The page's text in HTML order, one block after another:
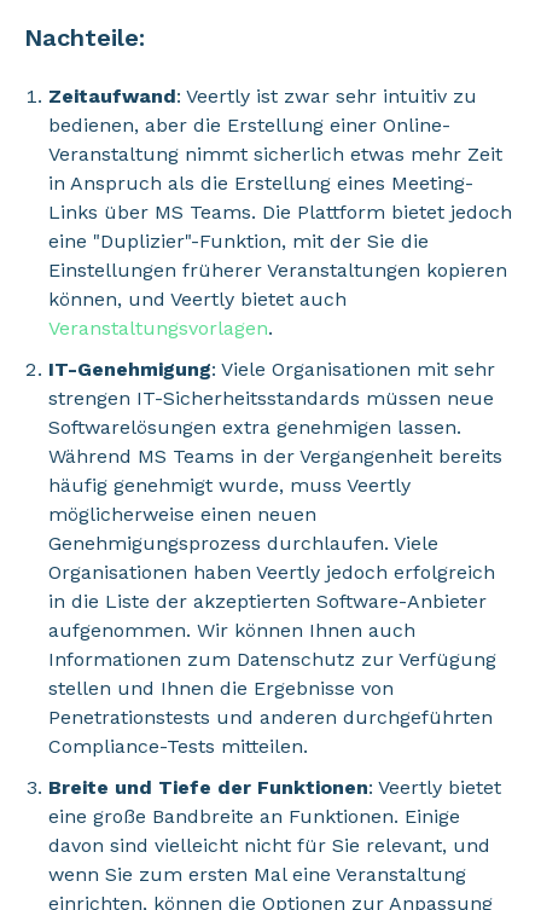
Nachteile:
Zeitaufwand: Veertly ist zwar sehr intuitiv zu
bedienen, aber die Erstellung einer Online-
Veranstaltung nimmt sicherlich etwas mehr Zeit
in Anspruch als die Erstellung eines Meeting-
Links über MS Teams. Die Plattform bietet jedoch
eine "Duplizier"-Funktion, mit der Sie die
Einstellungen früherer Veranstaltungen kopieren
können, und Veertly bietet auch
Veranstaltungsvorlagen.
IT-Genehmigung: Viele Organisationen mit sehr
strengen IT-Sicherheitsstandards müssen neue
Softwarelösungen extra genehmigen lassen.
Während MS Teams in der Vergangenheit bereits
häufig genehmigt wurde, muss Veertly
möglicherweise einen neuen
Genehmigungsprozess durchlaufen. Viele
Organisationen haben Veertly jedoch erfolgreich
in die Liste der akzeptierten Software-Anbieter
aufgenommen. Wir können Ihnen auch
Informationen zum Datenschutz zur Verfügung
stellen und Ihnen die Ergebnisse von
Penetrationstests und anderen durchgeführten
Compliance-Tests mitteilen.
Breite und Tiefe der Funktionen: Veertly bietet
eine große Bandbreite an Funktionen. Einige
davon sind vielleicht nicht für Sie relevant, und
wenn Sie zum ersten Mal eine Veranstaltung
einrichten, können die Optionen zur Anpassung